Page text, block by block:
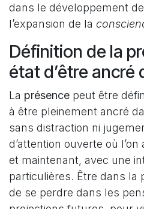
dans le développement de
l’expansion de la
Définition de la
état d’être ancré
La présence peut être
à être pleinement ancré
sans distraction ni
d’attention ouverte où
et maintenant, avec une
particulières. Être dans la
de se perdre dans les